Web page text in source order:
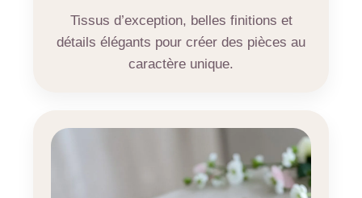
Tissus d’exception, belles finitions et
détails élégants pour créer des pièces au
caractère unique.